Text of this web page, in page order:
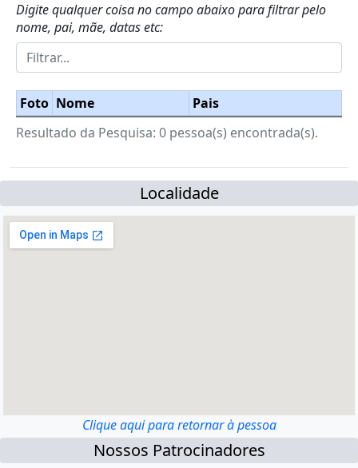
Digite qualquer coisa no campo abaixo para filtrar pelo
nome, pai, mãe, datas etc:
Foto Nome
Pais
Resultado da Pesquisa: 0 pessoa(s) encontrada(s).
Localidade
Clique aqui para retornar à pessoa
Nossos Patrocinadores